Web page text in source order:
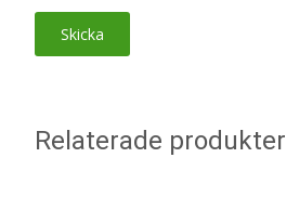
Relaterade produkter